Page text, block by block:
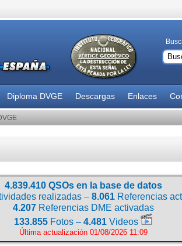
Diploma DVGE Descargas Enlaces
4.839.410 QSOs en la base de datos
realizadas – 8.061Referencias
4.207Referencias DME activadas
133.855 Fotos – 4.481 Videos
Última actualización 01/08/2026 11:09